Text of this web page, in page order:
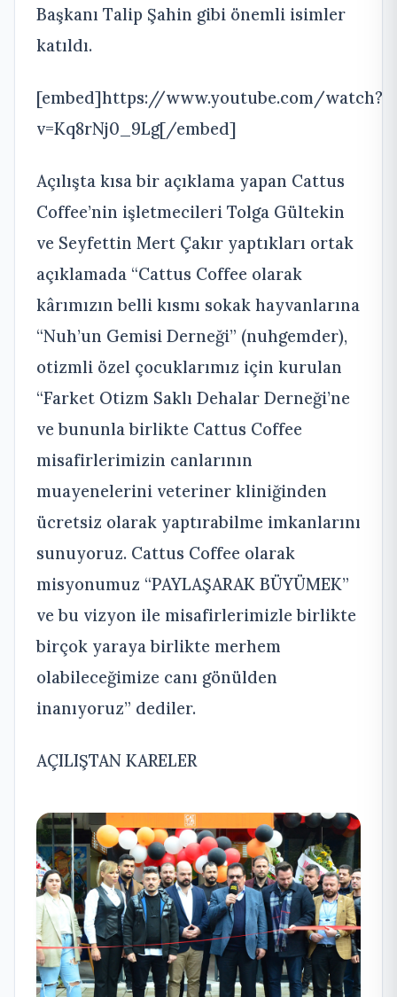
Başkanı Talip Şahin gibi önemli isimler
katıldı.
[embed]https://www.youtube.com/watch?
v=Kq8rNj0_9Lg[/embed]
Açılışta kısa bir açıklama yapan Cattus
Coffee’nin işletmecileri Tolga Gültekin
ve Seyfettin Mert Çakır yaptıkları ortak
açıklamada “Cattus Coffee olarak
kârımızın belli kısmı sokak hayvanlarına
“Nuh’un Gemisi Derneği” (nuhgemder),
otizmli özel çocuklarımız için kurulan
“Farket Otizm Saklı Dehalar Derneği’ne
ve bununla birlikte Cattus Coffee
misafirlerimizin canlarının
muayenelerini veteriner kliniğinden
ücretsiz olarak yaptırabilme imkanlarını
sunuyoruz. Cattus Coffee olarak
misyonumuz “PAYLAŞARAK BÜYÜMEK”
ve bu vizyon ile misafirlerimizle birlikte
birçok yaraya birlikte merhem
olabileceğimize canı gönülden
inanıyoruz” dediler.
AÇILIŞTAN KARELER